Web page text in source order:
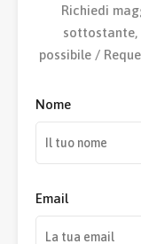
Richiedi
sottostante,
possibile /
Nome
Email